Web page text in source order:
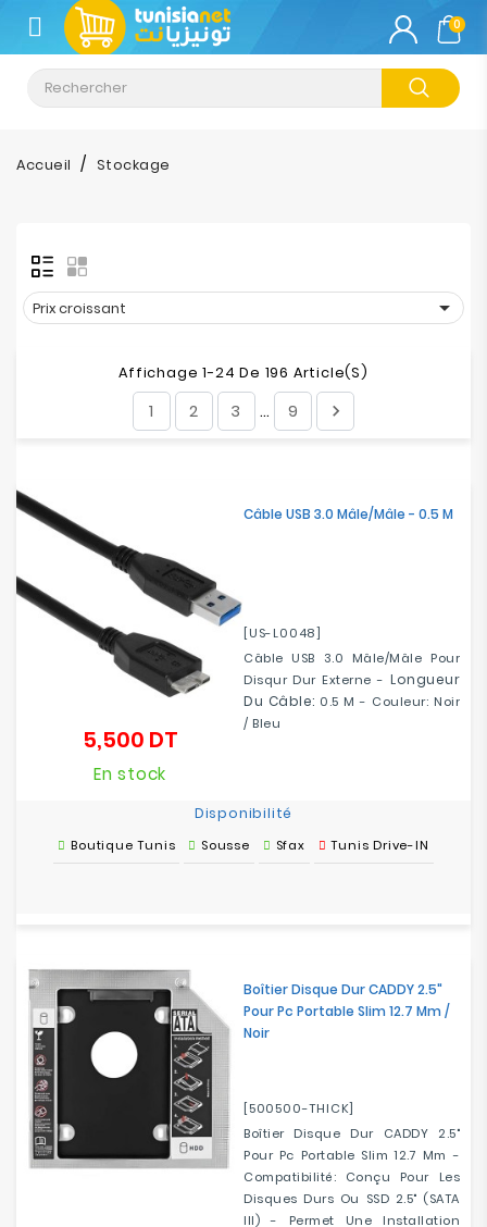
CATÉGORIE
Climatisation
Informatique
Tablette
Impression
Electroménager
Bureautique
Réseau
0
Accueil Stockage
Prix croissant 
Affichage 1-24 De 196 Article(s)
1 2 3 … 9 
Câble USB 3.0 Mâle/Mâle - 0.5 M
[US-L0048]
Câble USB 3.0 Mâle/Mâle Pour
Disqur Dur Externe - Longueur
Du Câble: 0.5 M - Couleur: Noir
/ Bleu
5,500 DTPrix
En stock
Disponibilité
Boutique Tunis Sousse Sfax Tunis Drive-IN
Boîtier Disque Dur CADDY 2.5"
Pour Pc Portable Slim 12.7 Mm /
Noir
[500500-THICK]
Boîtier Disque Dur CADDY 2.5"
Pour Pc Portable Slim 12.7 Mm -
Compatibilité: Conçu Pour Les
Disques Durs Ou SSD 2.5" (SATA
III) - Permet Une Installation